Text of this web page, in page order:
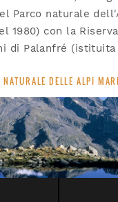
Parco naturale
1980) con la
di Palanfré (istituita
NATURALE DELLE ALPI